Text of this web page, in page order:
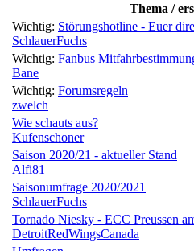
Thema /
Wichtig: Störungshotline - Euer
SchlauerFuchs
Wichtig: Fanbus
Bane
Wichtig: Forumsregeln
zwelch
Wie schauts aus?
Kufenschoner
Saison 2020/21 - aktueller Stand
Alfi81
Saisonumfrage 2020/2021
SchlauerFuchs
Tornado Niesky - ECC Preussen
DetroitRedWingsCanada